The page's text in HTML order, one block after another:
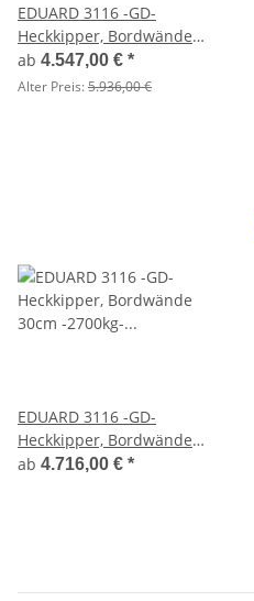
EDUARD 3116 -GD-
Heckkipper, Bordwände
30cm -2700kg- E-Pumpe -
Lfh: 72cm -185/70R13
ab 4.547,00 € *
Alter Preis:5.936,00 €
EDUARD 3116 -GD-
Heckkipper, Bordwände
30cm -2700kg- H-Pumpe -
ab 4.716,00 € *